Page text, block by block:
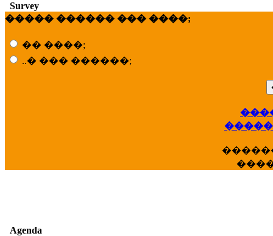
Survey
����� ������ ��� ����;
�� ����;
..� ��� ������;
Agenda